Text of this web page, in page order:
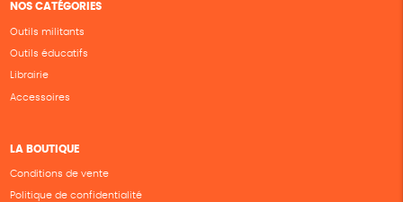
NOS CATÉGORIES
Outils militants
Outils éducatifs
Librairie
Accessoires
LA BOUTIQUE
Conditions de vente
Politique de confidentialité